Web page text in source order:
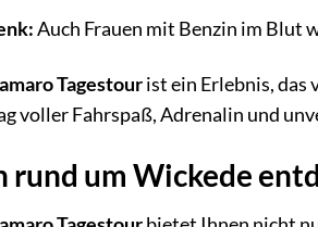
Auch Frauen mit Benzin im Blut
Tagestourist ein Erlebnis, das
voller Fahrspaß, Adrenalin und
rund um Wickede